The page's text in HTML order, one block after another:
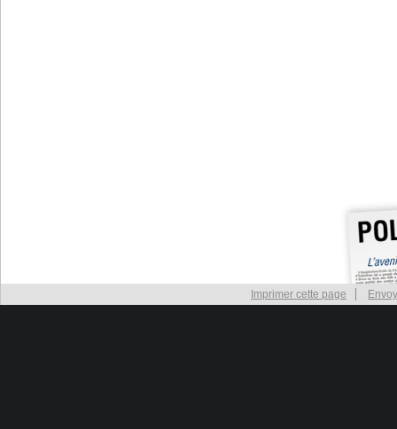
Imprimer cette page